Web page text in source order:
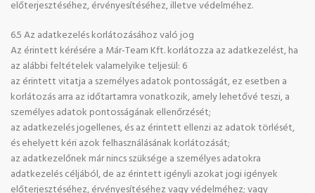
előterjesztéséhez, érvényesítéséhez, illetve védelméhez.
6.5 Az adatkezelés korlátozásához való jog
Az érintett kérésére a Már-Team Kft. korlátozza az adatkezelést, ha
az alábbi feltételek valamelyike teljesül: 6
az érintett vitatja a személyes adatok pontosságát, ez esetben a
korlátozás arra az időtartamra vonatkozik, amely lehetővé teszi, a
személyes adatok pontosságának ellenőrzését;
az adatkezelés jogellenes, és az érintett ellenzi az adatok törlését,
és ehelyett kéri azok felhasználásának korlátozását;
az adatkezelőnek már nincs szüksége a személyes adatokra
adatkezelés céljából, de az érintett igényli azokat jogi igények